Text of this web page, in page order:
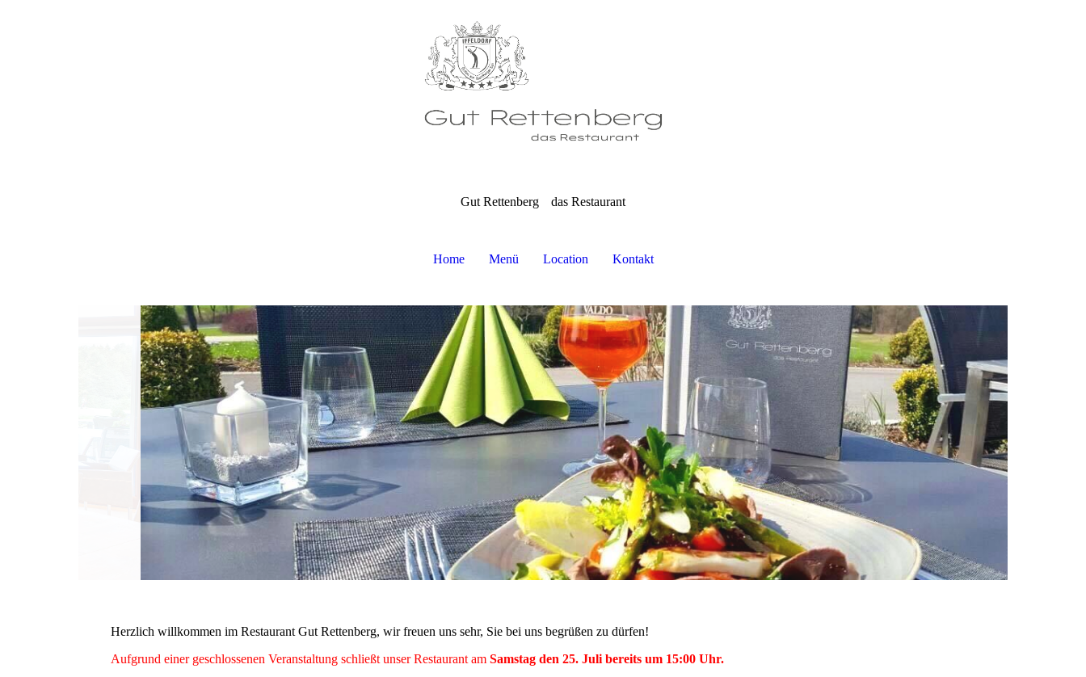
Gut Rettenberg das Restaurant
Home Menü Location Kontakt
Herzlich willkommen im Restaurant Gut Rettenberg, wir freuen uns sehr, Sie bei uns begrüßen zu dürfen!
Aufgrund einer geschlossenen Veranstaltung schließt unser Restaurant am Samstag den 25. Juli bereits um 15:00 Uhr.